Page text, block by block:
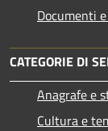
Documenti
CATEGORIE DI
Anagrafe e
Cultura e